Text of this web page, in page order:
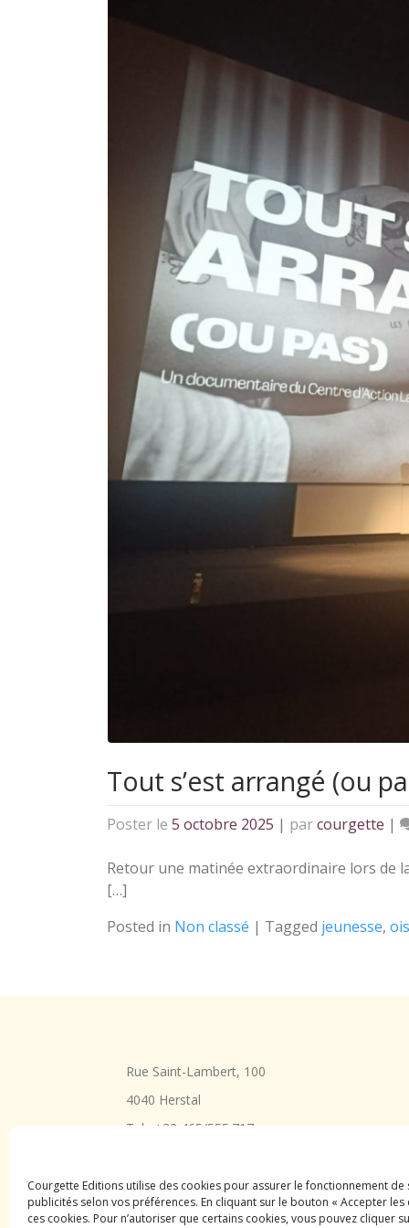
Courgette Editions utilise des cookies pour assurer le fonctionnement
publicités selon vos préférences. En cliquant sur le bouton « Accepter
ces cookies. Pour n’autoriser que certains cookies, vous pouvez cliquer
Tout s’est arrangé (ou
Poster le 5 octobre 2025 | parcourgette |
Retour une matinée extraordinaire lors de
[…]
Posted in Non classé | Tagged jeunesse,
Rue Saint-Lambert, 100
4040 Herstal
Tel : +32 465/555.717